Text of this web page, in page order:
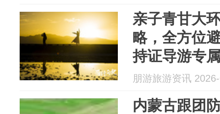
亲子青甘大
略，全方位
持证导游专
朋游旅游资讯
内蒙古跟团